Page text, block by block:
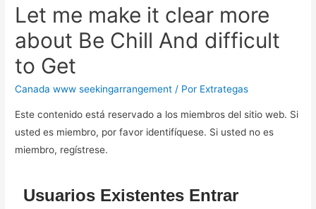
Let me make it clear more
about Be Chill And difficult
to Get
Canada www seekingarrangement / Por Extrategas
Este contenido está reservado a los miembros del sitio web. Si
usted es miembro, por favor identifíquese. Si usted no es
miembro, regístrese.
Usuarios Existentes Entrar